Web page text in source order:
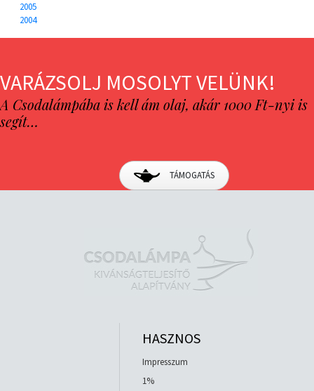
2005
2004
VARÁZSOLJ MOSOLYT VELÜNK!
A Csodalámpába is kell ám olaj, akár 1000 Ft-nyi is
segít…
TÁMOGATÁS
HASZNOS
Impresszum
1%